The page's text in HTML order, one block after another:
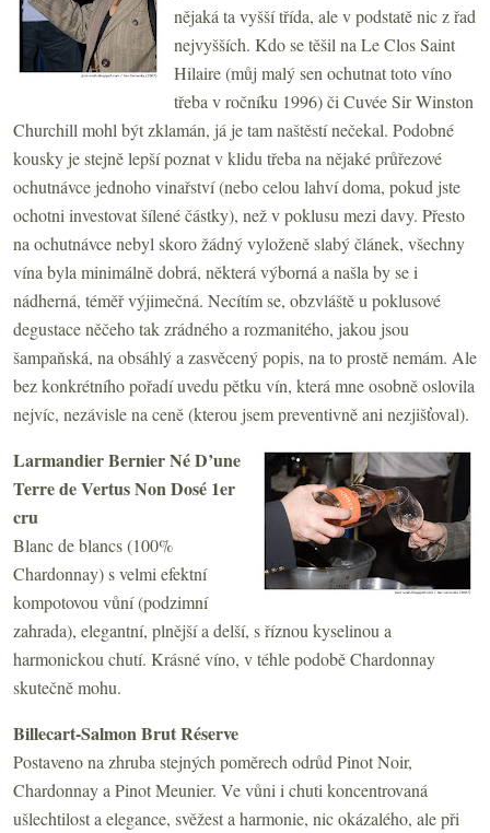
nějaká ta vyšší třída, ale v podstatě nic z řad
nejvyšších. Kdo se těšil na Le Clos Saint
Hilaire (můj malý sen ochutnat toto víno
třeba v ročníku 1996) či Cuvée Sir Winston
Churchill mohl být zklamán, já je tam naštěstí nečekal. Podobné
kousky je stejně lepší poznat v klidu třeba na nějaké průřezové
ochutnávce jednoho vinařství (nebo celou lahví doma, pokud jste
ochotni investovat šílené částky), než v poklusu mezi davy. Přesto
na ochutnávce nebyl skoro žádný vyloženě slabý článek, všechny
vína byla minimálně dobrá, některá výborná a našla by se i
nádherná, téměř výjimečná. Necítím se, obzvláště u poklusové
degustace něčeho tak zrádného a rozmanitého, jakou jsou
šampaňská, na obsáhlý a zasvěcený popis, na to prostě nemám. Ale
bez konkrétního pořadí uvedu pětku vín, která mne osobně oslovila
nejvíc, nezávisle na ceně (kterou jsem preventivně ani nezjišťoval).
Larmandier Bernier Né D’une
Terre de Vertus Non Dosé 1er
cru
Blanc de blancs (100%
Chardonnay) s velmi efektní
kompotovou vůní (podzimní
zahrada), elegantní, plnější a delší, s říznou kyselinou a
harmonickou chutí. Krásné víno, v téhle podobě Chardonnay
skutečně mohu.
Billecart-Salmon Brut Réserve
Postaveno na zhruba stejných poměrech odrůd Pinot Noir,
Chardonnay a Pinot Meunier. Ve vůni i chuti koncentrovaná
ušlechtilost a elegance, svěžest a harmonie, nic okázalého, ale při